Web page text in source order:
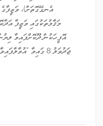
އެނގޭގޮތަށް)،
މަޤާމުތަކުގައި ވަޒީފާ
އޮފީހަކުން ދޫކޮށްފައިވާ
ޖަދުވަލު 8 ގައިވާ